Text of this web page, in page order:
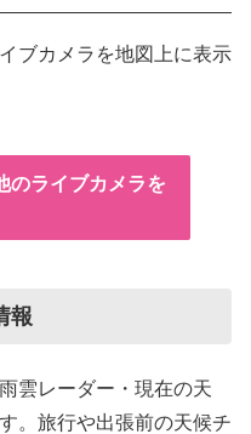
ブカメラを地図上に表示
のライブカメラを
報
雲レーダー・現在の天
。旅行や出張前の天候チ